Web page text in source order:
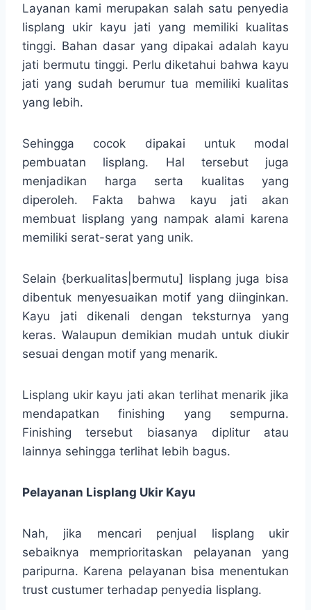
Layanan kami merupakan salah satu penyedia
lisplang ukir kayu jati yang memiliki kualitas
tinggi. Bahan dasar yang dipakai adalah kayu
jati bermutu tinggi. Perlu diketahui bahwa kayu
jati yang sudah berumur tua memiliki kualitas
yang lebih.
Sehingga cocok dipakai untuk modal
pembuatan lisplang. Hal tersebut juga
menjadikan harga serta kualitas yang
diperoleh. Fakta bahwa kayu jati akan
membuat lisplang yang nampak alami karena
memiliki serat-serat yang unik.
Selain {berkualitas|bermutu] lisplang juga bisa
dibentuk menyesuaikan motif yang diinginkan.
Kayu jati dikenali dengan teksturnya yang
keras. Walaupun demikian mudah untuk diukir
sesuai dengan motif yang menarik.
Lisplang ukir kayu jati akan terlihat menarik jika
mendapatkan finishing yang sempurna.
Finishing tersebut biasanya diplitur atau
lainnya sehingga terlihat lebih bagus.
Pelayanan Lisplang Ukir Kayu
Nah, jika mencari penjual lisplang ukir
sebaiknya memprioritaskan pelayanan yang
paripurna. Karena pelayanan bisa menentukan
trust custumer terhadap penyedia lisplang.